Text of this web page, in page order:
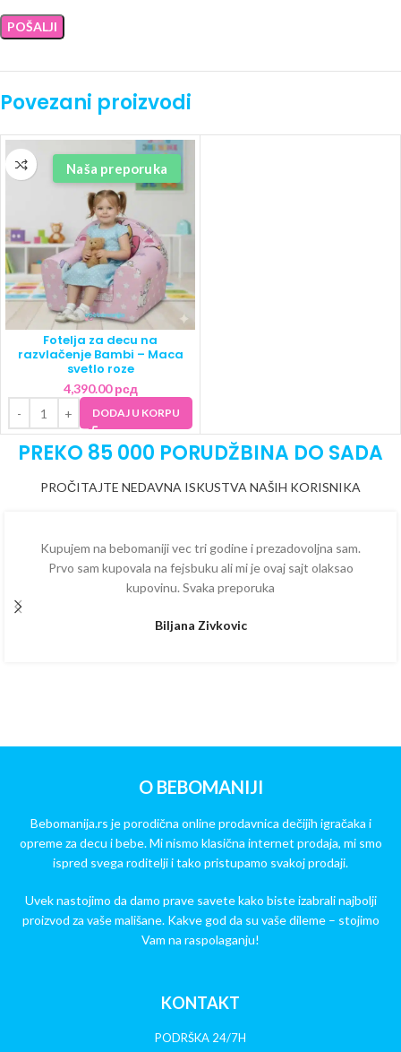
Povezani proizvodi
Naša preporuka
Fotelja za decu na
razvlačenje Bambi – Maca
svetlo roze
4,390.00рсд
DODAJ U KORPU
PREKO 85 000 PORUDŽBINA DO SADA
PROČITAJTE NEDAVNA ISKUSTVA NAŠIH KORISNIKA
Kupujem na bebomaniji vec tri godine i prezadovoljna sam.
Prvo sam kupovala na fejsbuku ali mi je ovaj sajt olaksao
kupovinu. Svaka preporuka
Biljana Zivkovic
O BEBOMANIJI
Bebomanija.rs je porodična online prodavnica dečijih igračaka i
opreme za decu i bebe. Mi nismo klasična internet prodaja, mi smo
ispred svega roditelji i tako pristupamo svakoj prodaji.
Uvek nastojimo da damo prave savete kako biste izabrali najbolji
proizvod za vaše mališane. Kakve god da su vaše dileme – stojimo
Vam na raspolaganju!
KONTAKT
PODRŠKA 24/7H